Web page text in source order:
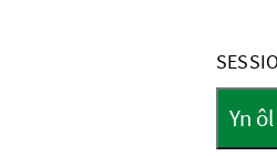
Form